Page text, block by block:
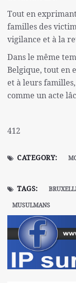
Tout en
familles des
vigilance et à la
Dans le même
Belgique, tout en
et à leurs
comme un acte
412
CATEGORY:
TAGS:
MUSULMANS